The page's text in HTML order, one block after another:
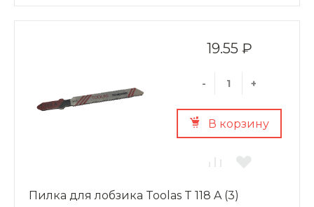
19.55 ₽
- +
В корзину
Пилка для лобзика Toolas T 118 A (3)